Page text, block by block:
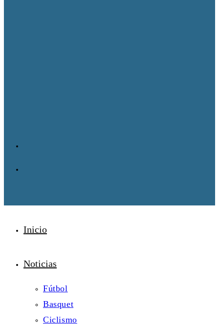
Inicio
Noticias
Fútbol
Basquet
Ciclismo